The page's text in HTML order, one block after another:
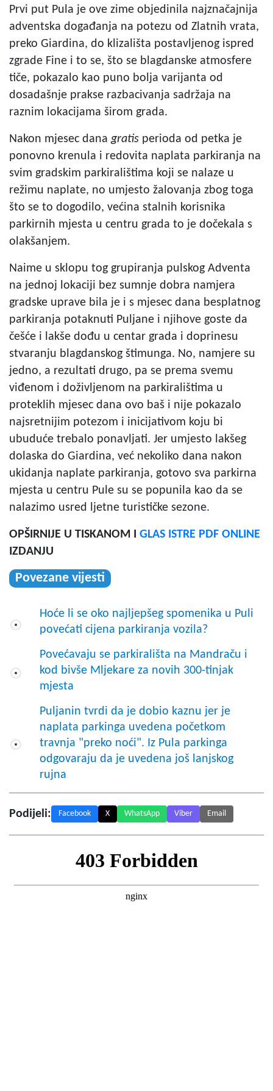
Prvi put Pula je ove zime objedinila najznačajnija
adventska događanja na potezu od Zlatnih vrata,
preko Giardina, do klizališta postavljenog ispred
zgrade Fine i to se, što se blagdanske atmosfere
tiče, pokazalo kao puno bolja varijanta od
dosadašnje prakse razbacivanja sadržaja na
raznim lokacijama širom grada.
Nakon mjesec dana gratis perioda od petka je
ponovno krenula i redovita naplata parkiranja na
svim gradskim parkiralištima koji se nalaze u
režimu naplate, no umjesto žalovanja zbog toga
što se to dogodilo, većina stalnih korisnika
parkirnih mjesta u centru grada to je dočekala s
olakšanjem.
Naime u sklopu tog grupiranja pulskog Adventa
na jednoj lokaciji bez sumnje dobra namjera
gradske uprave bila je i s mjesec dana besplatnog
parkiranja potaknuti Puljane i njihove goste da
češće i lakše dođu u centar grada i doprinesu
stvaranju blagdanskog štimunga. No, namjere su
jedno, a rezultati drugo, pa se prema svemu
viđenom i doživljenom na parkiralištima u
proteklih mjesec dana ovo baš i nije pokazalo
najsretnijim potezom i inicijativom koju bi
ubuduće trebalo ponavljati. Jer umjesto lakšeg
dolaska do Giardina, već nekoliko dana nakon
ukidanja naplate parkiranja, gotovo sva parkirna
mjesta u centru Pule su se popunila kao da se
nalazimo usred ljetne turističke sezone.
OPŠIRNIJE U TISKANOM I GLAS ISTRE PDF ONLINE
IZDANJU
Povezane vijesti
Hoće li se oko najljepšeg spomenika u Puli
povećati cijena parkiranja vozila?
Povećavaju se parkirališta na Mandraču i
kod bivše Mljekare za novih 300-tinjak
mjesta
Puljanin tvrdi da je dobio kaznu jer je
naplata parkinga uvedena početkom
travnja "preko noći". Iz Pula parkinga
odgovaraju da je uvedena još lanjskog
rujna
Podijeli: Facebook X WhatsApp Viber Email